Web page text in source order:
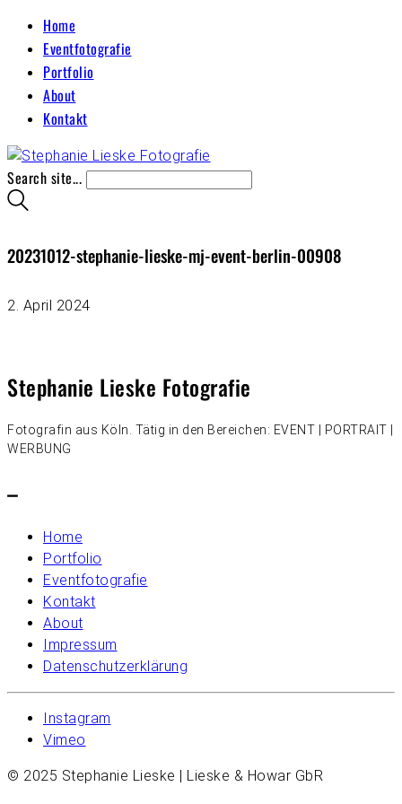
Home
Eventfotografie
Portfolio
About
Kontakt
Search site...
20231012-stephanie-lieske-mj-event-berlin-00908
2. April 2024
Stephanie Lieske Fotografie
Fotografin aus Köln. Tätig in den Bereichen: EVENT | PORTRAIT |
WERBUNG
–
Home
Portfolio
Eventfotografie
Kontakt
About
Impressum
Datenschutzerklärung
Instagram
Vimeo
© 2025 Stephanie Lieske | Lieske & Howar GbR